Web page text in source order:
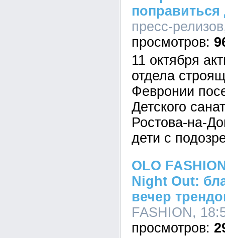
поправиться
пресс-
11 октября
отдела
Февронии
Детского
Ростова-на-
дети с
OLO
Night Out:
вечер
FASHION,